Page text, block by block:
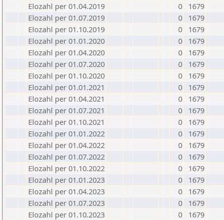
Elozahl per 01.04.2019
0
1679
Elozahl per 01.07.2019
0
1679
Elozahl per 01.10.2019
0
1679
Elozahl per 01.01.2020
0
1679
Elozahl per 01.04.2020
0
1679
Elozahl per 01.07.2020
0
1679
Elozahl per 01.10.2020
0
1679
Elozahl per 01.01.2021
0
1679
Elozahl per 01.04.2021
0
1679
Elozahl per 01.07.2021
0
1679
Elozahl per 01.10.2021
0
1679
Elozahl per 01.01.2022
0
1679
Elozahl per 01.04.2022
0
1679
Elozahl per 01.07.2022
0
1679
Elozahl per 01.10.2022
0
1679
Elozahl per 01.01.2023
0
1679
Elozahl per 01.04.2023
0
1679
Elozahl per 01.07.2023
0
1679
Elozahl per 01.10.2023
0
1679